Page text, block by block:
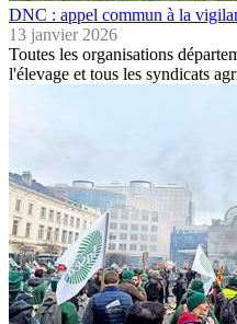
DNC : appel commun à la
13 janvier 2026
Toutes les organisations
l'élevage et tous les syndicats